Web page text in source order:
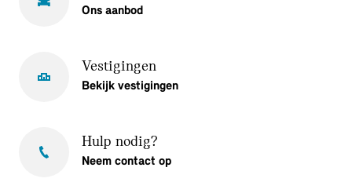
Ons aanbod
Vestigingen
Bekijk vestigingen
Hulp nodig?
Neem contact op